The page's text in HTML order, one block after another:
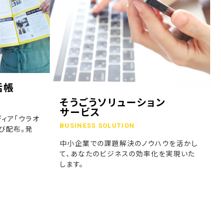
帳
ア「ウラオ
配布。発
そうごうソリューション
サービス
BUSINESS SOLUTION
中小企業での課題解決のノウハウを活かし
て、あなたのビジネスの効率化を実現いた
します。